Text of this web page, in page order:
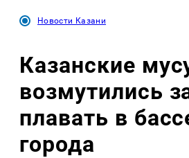
Новости Казани
Казанские
возмутились
плавать в
города